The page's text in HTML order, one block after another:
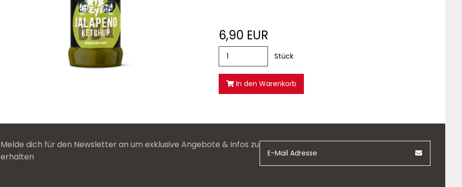
6,90 EUR
Stück
In den Warenkorb
Melde dich für den Newsletter an um exklusive Angebote & Infos zu
erhalten